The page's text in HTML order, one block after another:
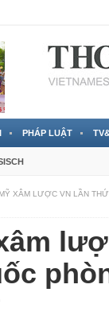
PHÁP LUẬT
XÂM LƯỢC VN LẦN